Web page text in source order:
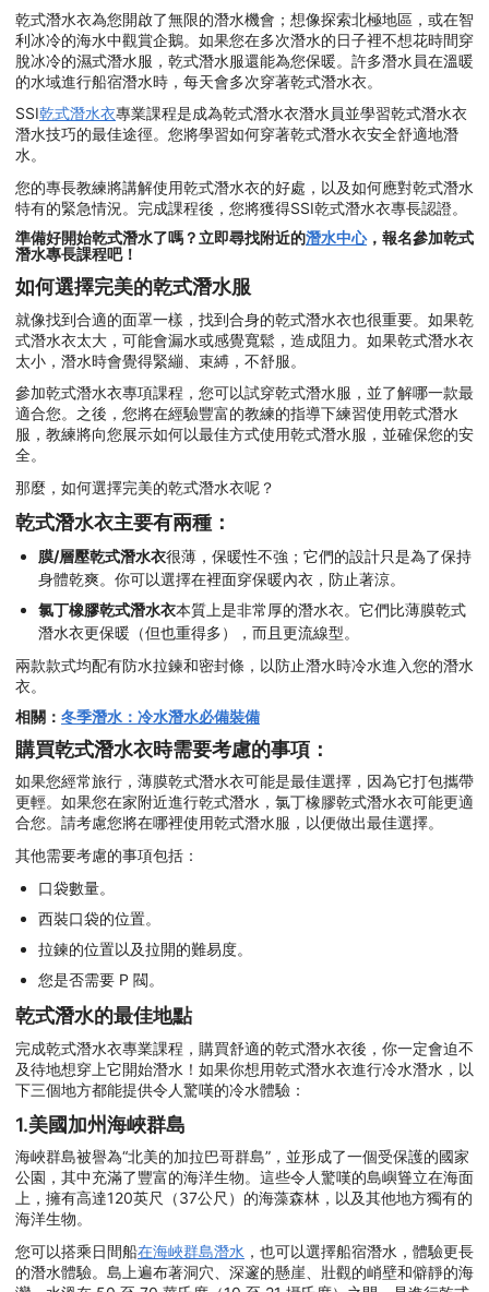
乾式潛水衣為您開啟了無限的潛水機會；想像探索北極地區，或在智
利冰冷的海水中觀賞企鵝。如果您在多次潛水的日子裡不想花時間穿
脫冰冷的濕式潛水服，乾式潛水服還能為您保暖。許多潛水員在溫暖
的水域進行船宿潛水時，每天會多次穿著乾式潛水衣。
SSI乾式潛水衣專業課程是成為乾式潛水衣潛水員並學習乾式潛水衣
潛水技巧的最佳途徑。您將學習如何穿著乾式潛水衣安全舒適地潛
水。
您的專長教練將講解使用乾式潛水衣的好處，以及如何應對乾式潛水
特有的緊急情況。完成課程後，您將獲得SSI乾式潛水衣專長認證。
準備好開始乾式潛水了嗎？立即尋找附近的潛水中心，報名參加乾式
潛水專長課程吧！
如何選擇完美的乾式潛水服
就像找到合適的面罩一樣，找到合身的乾式潛水衣也很重要。如果乾
式潛水衣太大，可能會漏水或感覺寬鬆，造成阻力。如果乾式潛水衣
太小，潛水時會覺得緊繃、束縛，不舒服。
參加乾式潛水衣專項課程，您可以試穿乾式潛水服，並了解哪一款最
適合您。之後，您將在經驗豐富的教練的指導下練習使用乾式潛水
服，教練將向您展示如何以最佳方式使用乾式潛水服，並確保您的安
全。
那麼，如何選擇完美的乾式潛水衣呢？
乾式潛水衣主要有兩種：
膜/層壓乾式潛水衣很薄，保暖性不強；它們的設計只是為了保持
身體乾爽。你可以選擇在裡面穿保暖內衣，防止著涼。
氯丁橡膠乾式潛水衣本質上是非常厚的潛水衣。它們比薄膜乾式
潛水衣更保暖（但也重得多），而且更流線型。
兩款款式均配有防水拉鍊和密封條，以防止潛水時冷水進入您的潛水
衣。
相關： 冬季潛水：冷水潛水必備裝備
購買乾式潛水衣時需要考慮的事項：
如果您經常旅行，薄膜乾式潛水衣可能是最佳選擇，因為它打包攜帶
更輕。如果您在家附近進行乾式潛水，氯丁橡膠乾式潛水衣可能更適
合您。請考慮您將在哪裡使用乾式潛水服，以便做出最佳選擇。
其他需要考慮的事項包括：
口袋數量。
西裝口袋的位置。
拉鍊的位置以及拉開的難易度。
您是否需要 P 閥。
乾式潛水的最佳地點
完成乾式潛水衣專業課程，購買舒適的乾式潛水衣後，你一定會迫不
及待地想穿上它開始潛水！如果你想用乾式潛水衣進行冷水潛水，以
下三個地方都能提供令人驚嘆的冷水體驗：
1.美國加州海峽群島
海峽群島被譽為“北美的加拉巴哥群島”，並形成了一個受保護的國家
公園，其中充滿了豐富的海洋生物。這些令人驚嘆的島嶼聳立在海面
上，擁有高達120英尺（37公尺）的海藻森林，以及其他地方獨有的
海洋生物。
您可以搭乘日間船在海峽群島潛水 ，也可以選擇船宿潛水，體驗更長
的潛水體驗。島上遍布著洞穴、深邃的懸崖、壯觀的峭壁和僻靜的海